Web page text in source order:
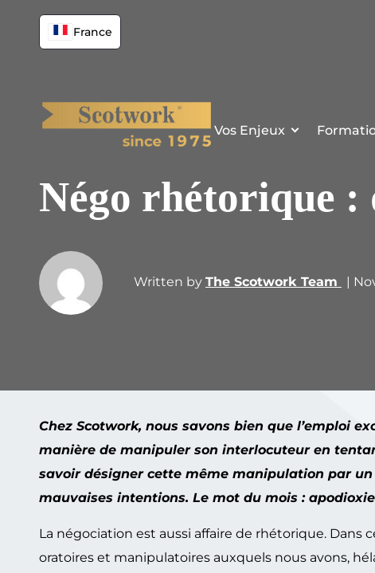
France
Vos Enjeux
Négo rhétorique :
Written by The Scotwork Team |
Chez Scotwork, nous savons bien que l’emploi
manière de manipuler son interlocuteur en
savoir désigner cette même manipulation par
mauvaises intentions. Le mot du mois :
La négociation est aussi affaire de rhétorique.
oratoires et manipulatoires auxquels nous avons,